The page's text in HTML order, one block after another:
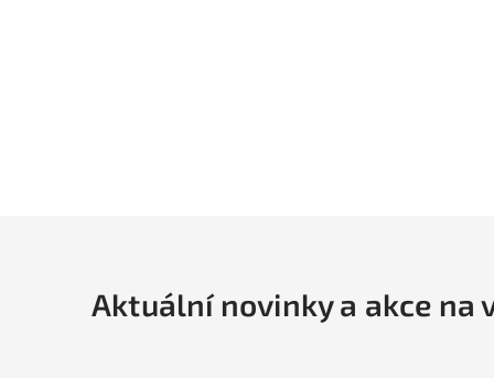
Aktuální novinky a akce na